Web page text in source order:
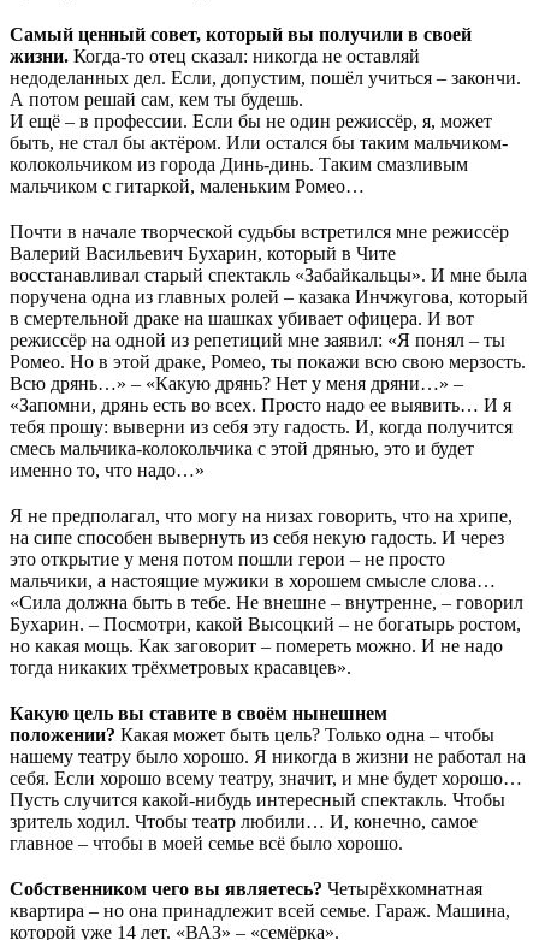
Самый ценный совет, который вы получили в своей
жизни. Когда-то отец сказал: никогда не оставляй
недоделанных дел. Если, допустим, пошёл учиться – закончи.
А потом решай сам, кем ты будешь.
И ещё – в профессии. Если бы не один режиссёр, я, может
быть, не стал бы актёром. Или остался бы таким мальчиком-
колокольчиком из города Динь-динь. Таким смазливым
мальчиком с гитаркой, маленьким Ромео…
Почти в начале творческой судьбы встретился мне режиссёр
Валерий Васильевич Бухарин, который в Чите
восстанавливал старый спектакль «Забайкальцы». И мне была
поручена одна из главных ролей – казака Инчжугова, который
в смертельной драке на шашках убивает офицера. И вот
режиссёр на одной из репетиций мне заявил: «Я понял – ты
Ромео. Но в этой драке, Ромео, ты покажи всю свою мерзость.
Всю дрянь…» – «Какую дрянь? Нет у меня дряни…» –
«Запомни, дрянь есть во всех. Просто надо ее выявить… И я
тебя прошу: выверни из себя эту гадость. И, когда получится
смесь мальчика-колокольчика с этой дрянью, это и будет
именно то, что надо…»
Я не предполагал, что могу на низах говорить, что на хрипе,
на сипе способен вывернуть из себя некую гадость. И через
это открытие у меня потом пошли герои – не просто
мальчики, а настоящие мужики в хорошем смысле слова…
«Сила должна быть в тебе. Не внешне – внутренне, – говорил
Бухарин. – Посмотри, какой Высоцкий – не богатырь ростом,
но какая мощь. Как заговорит – помереть можно. И не надо
тогда никаких трёхметровых красавцев».
Какую цель вы ставите в своём нынешнем
положении? Какая может быть цель? Только одна – чтобы
нашему театру было хорошо. Я никогда в жизни не работал на
себя. Если хорошо всему театру, значит, и мне будет хорошо…
Пусть случится какой-нибудь интересный спектакль. Чтобы
зритель ходил. Чтобы театр любили… И, конечно, самое
главное – чтобы в моей семье всё было хорошо.
Собственником чего вы являетесь? Четырёхкомнатная
квартира – но она принадлежит всей семье. Гараж. Машина,
которой уже 14 лет. «ВАЗ» – «семёрка».